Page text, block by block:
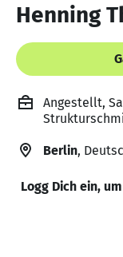
Henning
Angestellt,
Berlin,
Logg Dich ein,